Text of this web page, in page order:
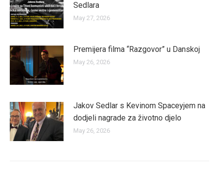
Sedlara
May 27, 2026
Premijera filma “Razgovor” u Danskoj
May 26, 2026
Jakov Sedlar s Kevinom Spaceyjem na
dodjeli nagrade za životno djelo
May 26, 2026